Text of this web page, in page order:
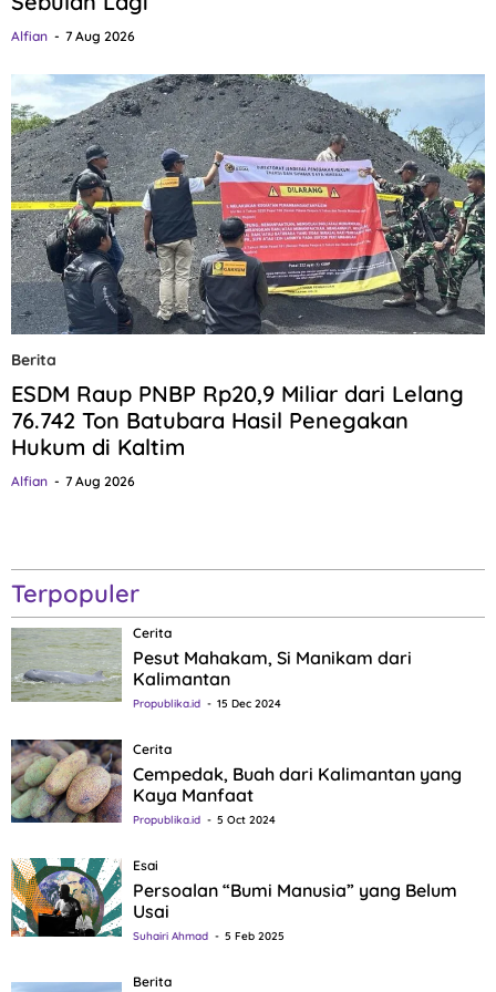
Alfian 7 Aug 2026
Berita
ESDM Raup PNBP Rp20,9 Miliar dari Lelang
76.742 Ton Batubara Hasil Penegakan
Hukum di Kaltim
Alfian 7 Aug 2026
Terpopuler
Cerita
Pesut Mahakam, Si Manikam dari
Kalimantan
Propublika.id 15 Dec 2024
Cerita
Cempedak, Buah dari Kalimantan yang
Kaya Manfaat
Propublika.id 5 Oct 2024
Esai
Persoalan “Bumi Manusia” yang Belum
Usai
Suhairi Ahmad 5 Feb 2025
Berita